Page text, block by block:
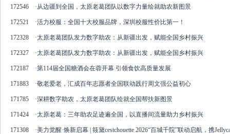
172546 ·从边疆到全国，太原老葛团队以数字力量绘就助农新图景
172521 ·活力校服：全国十大校服品牌，深圳校服性价比第一！
172328 ·太原老葛团队发力数字助农：从新疆出发，赋能全国乡村振兴
172327 ·太原老葛团队发力数字助农：从新疆出发，赋能全国乡村振兴
172187 ·第114届全国糖酒会在蓉开幕 引领食饮高质量发展
171883 ·敬老爱老，汇成百年志愿者全国联动践行周文强公益初心
171785 ·深耕数字助农，太原老葛团队绘就全国帮扶新图景
171424 ·太原老葛：三年助农足迹遍全国，以直播间流量助力乡村振兴
171308 ·美力觉醒·焕新启幕 | 筱黛cestchouette 2026“百城千院”联动启航，携